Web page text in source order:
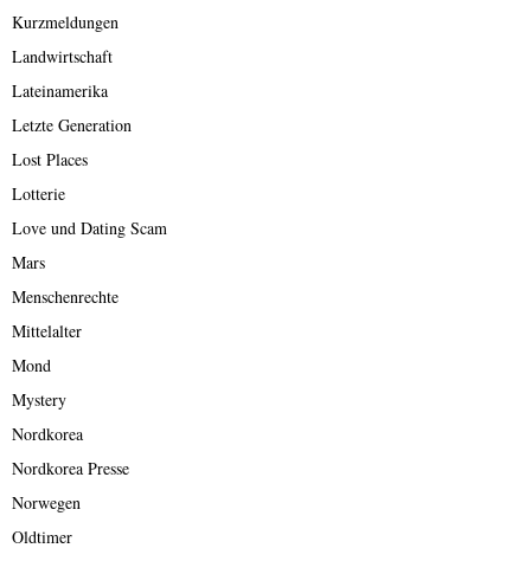
Kurzmeldungen
Landwirtschaft
Lateinamerika
Letzte Generation
Lost Places
Lotterie
Love und Dating Scam
Mars
Menschenrechte
Mittelalter
Mond
Mystery
Nordkorea
Nordkorea Presse
Norwegen
Oldtimer